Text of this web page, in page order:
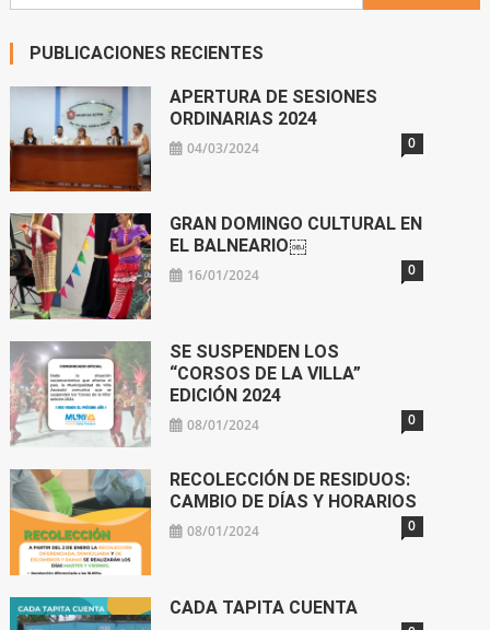
PUBLICACIONES RECIENTES
APERTURA DE SESIONES
ORDINARIAS 2024
04/03/2024 0
GRAN DOMINGO CULTURAL EN
EL BALNEARIO￼
16/01/2024 0
SE SUSPENDEN LOS
“CORSOS DE LA VILLA”
EDICIÓN 2024
08/01/2024 0
RECOLECCIÓN DE RESIDUOS:
CAMBIO DE DÍAS Y HORARIOS
08/01/2024 0
CADA TAPITA CUENTA